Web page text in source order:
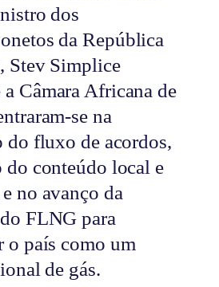
dos
da República
Stev Simplice
a Câmara Africana de
se na
do fluxo de acordos,
do conteúdo local e
no avanço da
FLNG para
o país como um
de gás.